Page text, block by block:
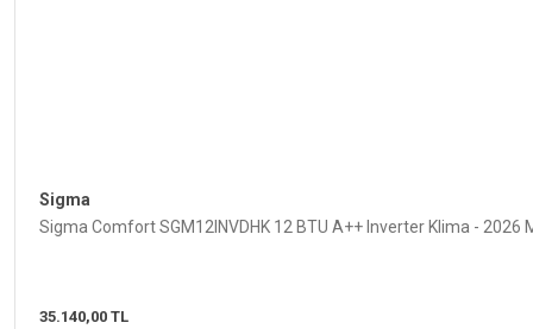
Sigma
Sigma Comfort SGM12INVDHK 12 BTU A++ Inverter Klima - 2026
35.140,00 TL